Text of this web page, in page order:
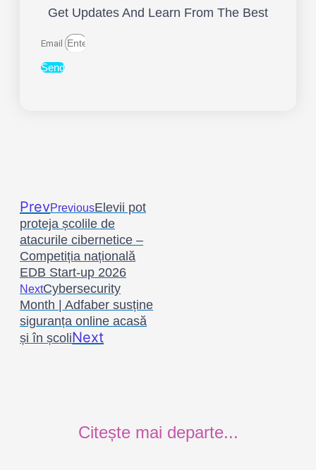
Get Updates And Learn From The Best
Email
Send
PrevPreviousElevii pot
proteja școlile de
atacurile cibernetice –
Competiția națională
EDB Start-up 2026
NextCybersecurity
Month | Adfaber susține
siguranța online acasă
și în școliNext
Citește mai departe...